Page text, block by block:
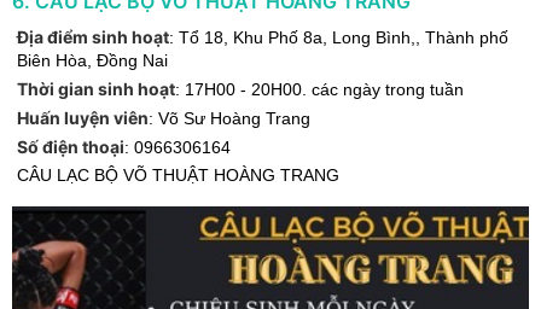
Địa điểm sinh hoạt: Tổ 18, Khu Phố 8a, Long Bình,
Thành phố
Biên Hòa Đồng Nai
Thời gian sinh hoạt: 17H00 - 20H00. các ngày trong tuần
Huấn luyện viên: Võ Sư Hoàng Trang
Số điện thoại: 0966306164
CÂU LẠC BỘ VÕ THUẬT HOÀNG TRANG